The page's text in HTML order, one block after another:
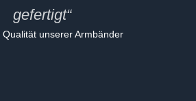
gefertigt“
Qualität unserer Armbänder